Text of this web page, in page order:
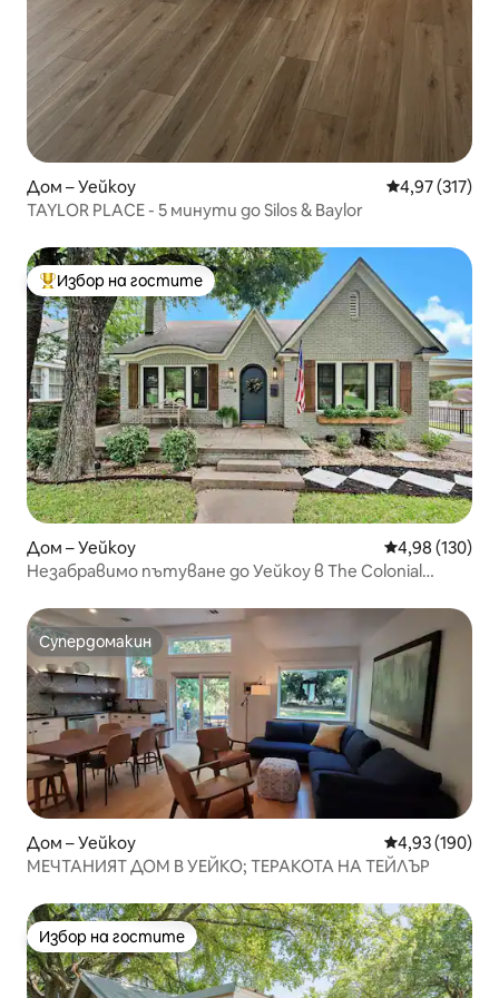
Дом – Уейкоу Средна
4,97 (317)
TAYLOR PLACE - 5 минути до Silos & Baylor
Най-популярен избор на гостите
Избор на гостите
Дом – Уейкоу Средна
4,98 (130)
Незабравимо пътуване до Уейкоу в The Colonial
Супердомакин
Супердомакин
Дом – Уейкоу Средна
4,93 (190)
МЕЧТАНИЯТ ДОМ В УЕЙКО; ТЕРАКОТА НА ТЕЙЛЪР
Избор на гостите
Избор на гостите